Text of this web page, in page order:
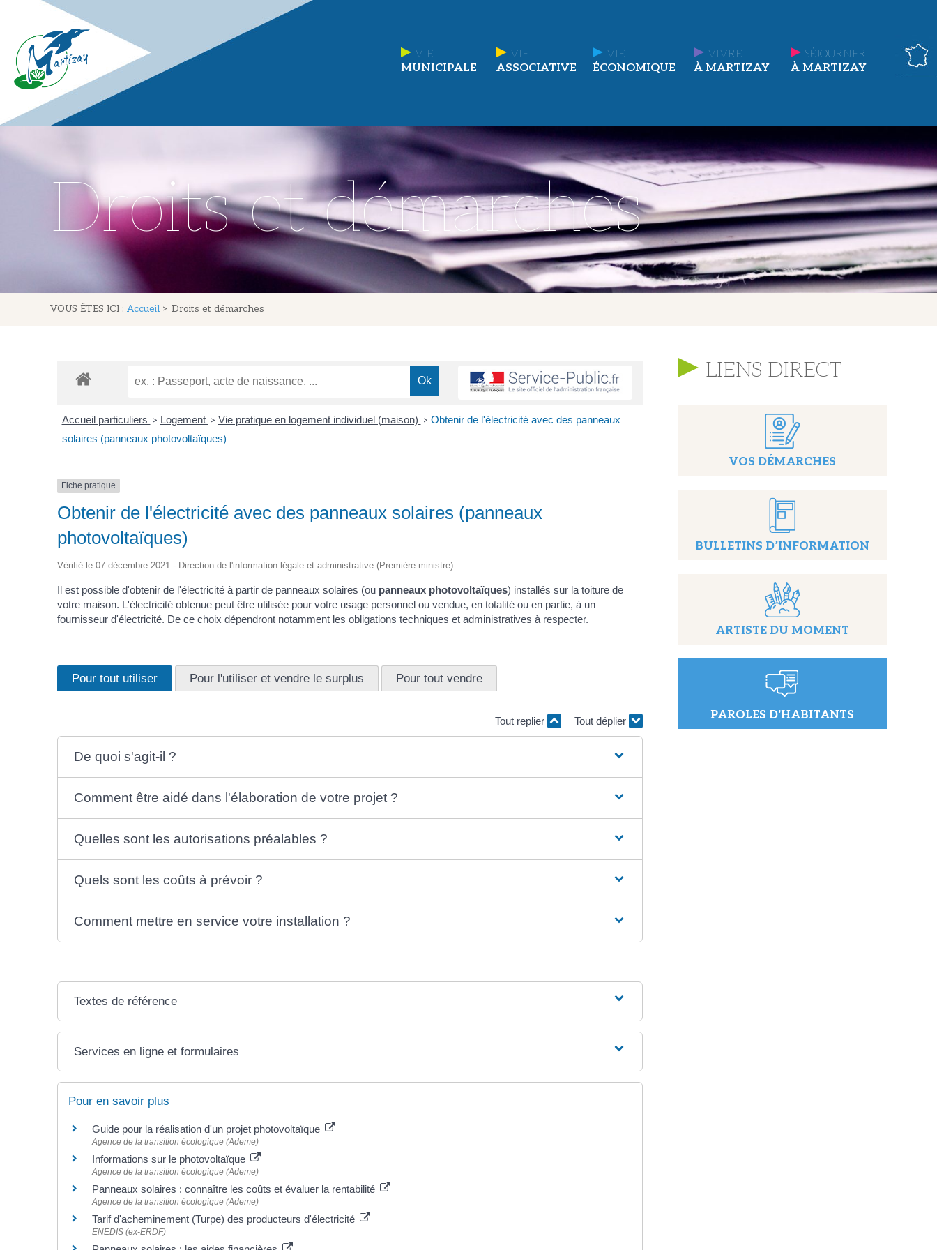
VIE
MUNICIPALE
VIE
ASSOCIATIVE
VIE
ÉCONOMIQUE
VIVRE
À MARTIZAY
SÉJOURNER
À MARTIZAY
Droits et démarches
VOUS ÊTES ICI : Accueil > Droits et démarches
Accueil particuliers > Logement > Vie pratique en logement individuel (maison) > Obtenir de l'électricité avec des panneaux
solaires (panneaux photovoltaïques)
Fiche pratique
Obtenir de l'électricité avec des panneaux solaires (panneaux
photovoltaïques)
Vérifié le 07 décembre 2021 - Direction de l'information légale et administrative (Première ministre)
Il est possible d'obtenir de l'électricité à partir de panneaux solaires (ou panneaux photovoltaïques) installés sur la toiture de
votre maison. L'électricité obtenue peut être utilisée pour votre usage personnel ou vendue, en totalité ou en partie, à un
fournisseur d'électricité. De ce choix dépendront notamment les obligations techniques et administratives à respecter.
Pour tout utiliser Pour l'utiliser et vendre le surplus Pour tout vendre
Tout replier Tout déplier
De quoi s'agit-il ?
Comment être aidé dans l'élaboration de votre projet ?
Quelles sont les autorisations préalables ?
Quels sont les coûts à prévoir ?
Comment mettre en service votre installation ?
Textes de référence
Services en ligne et formulaires
Pour en savoir plus
Guide pour la réalisation d'un projet photovoltaïque
Agence de la transition écologique (Ademe)
Informations sur le photovoltaïque
Agence de la transition écologique (Ademe)
Panneaux solaires : connaître les coûts et évaluer la rentabilité
Agence de la transition écologique (Ademe)
Tarif d'acheminement (Turpe) des producteurs d'électricité
ENEDIS (ex-ERDF)
LIENS DIRECT
VOS DÉMARCHES
BULLETINS D’INFORMATION
ARTISTE DU MOMENT
PAROLES D'HABITANTS